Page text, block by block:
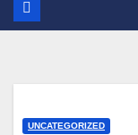
UNCATEGORIZED